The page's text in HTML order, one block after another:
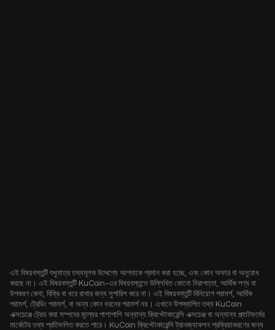
এই বিষয়বস্তুটি শুধুমাত্র তথ্যমূলক উদ্দেশ্যে আপনাকে প্রদান করা হচ্ছে, এবং কোন অফার বা অনুরোধ
করছে না। এই বিষয়বস্তুটি KuCoin-এর বিষয়বস্তুতে উল্লিখিত কোনো নিরাপত্তা, আর্থিক পণ্য বা
উপকরণ কেনা, বিক্রি বা ধরে রাখার জন্য সুপারিশ করে না। এই বিষয়বস্তুটি বিনিয়োগ পরামর্শ, আর্থিক
পরামর্শ, ট্রেডিং পরামর্শ, বা অন্য কোন ধরনের পরামর্শ নয়। এখানে উপস্থাপিত তথ্য KuCoin
এক্সচেঞ্জে ট্রেড করা সম্পদের মূল্যের পাশাপাশি অন্যান্য ক্রিপ্টোকারেন্সি এক্সচেঞ্জ বা অন্যান্য প্ল্যাটফর্মের
মার্কেটের তথ্য প্রতিফলিত করতে পারে। KuCoin ক্রিপ্টোকারেন্সি ট্রানজ্যাকশন প্রক্রিয়াকরণের জন্য